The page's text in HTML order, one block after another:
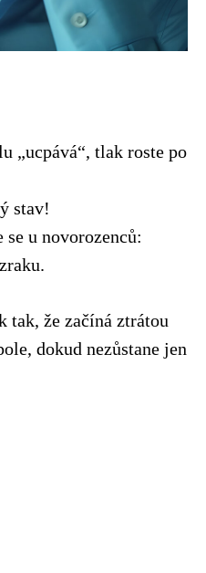
„ucpává“, tlak roste po
stav!
u novorozenců:
tak, že začíná ztrátou
dokud nezůstane jen